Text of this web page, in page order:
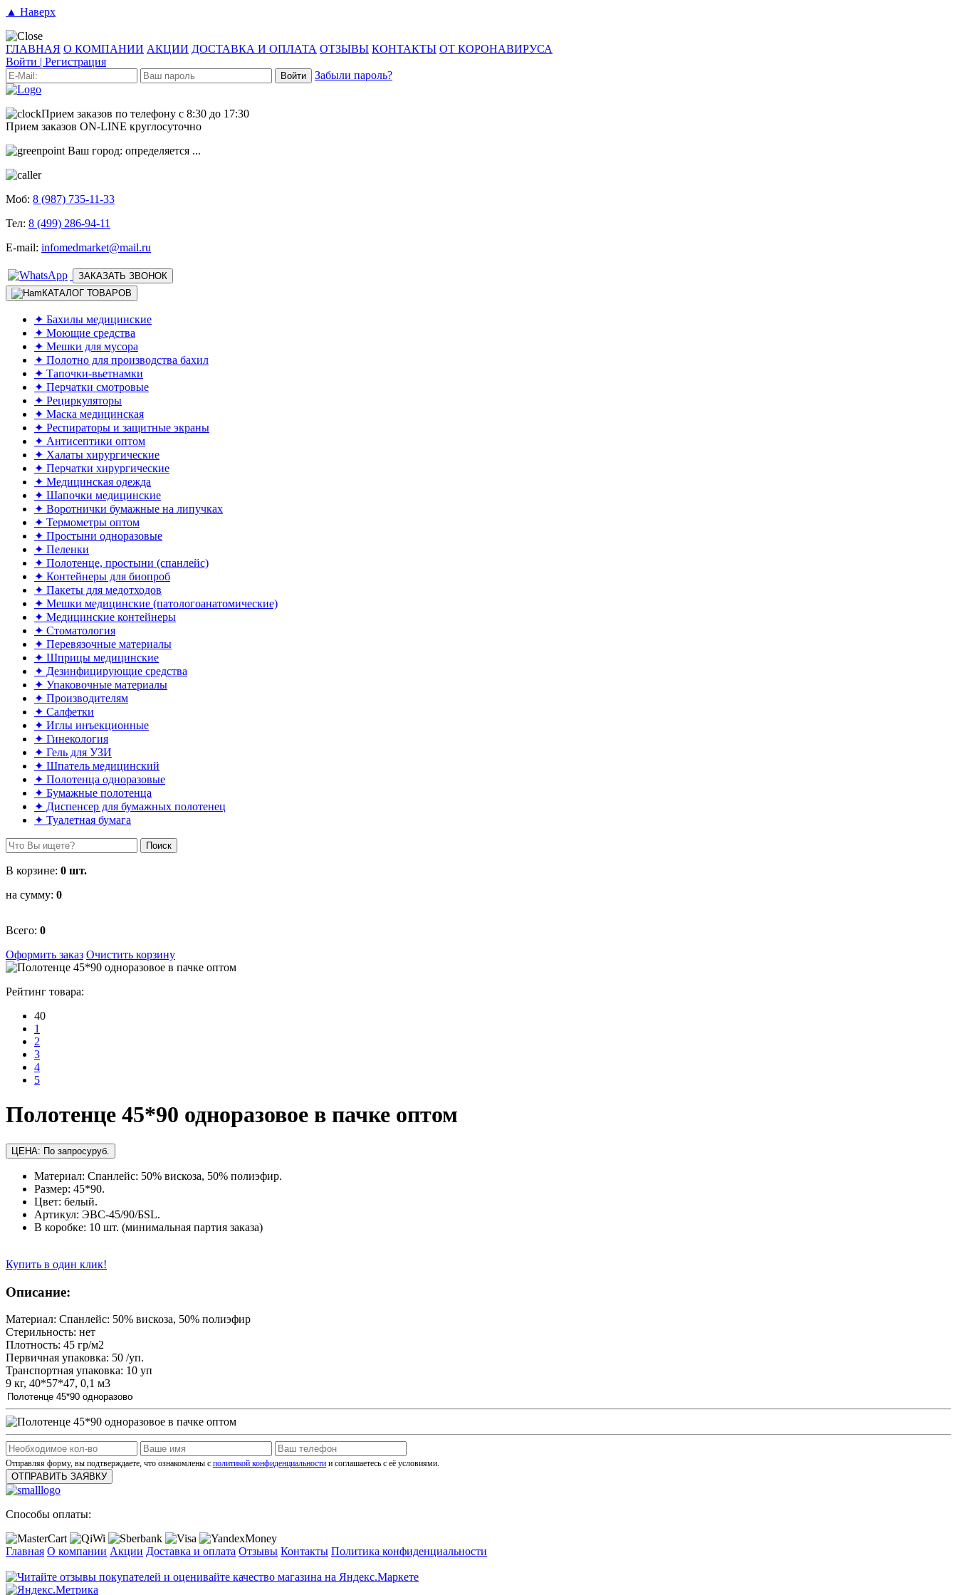
▲ Наверх
ГЛАВНАЯ О КОМПАНИИ АКЦИИ ДОСТАВКА И ОПЛАТА ОТЗЫВЫ КОНТАКТЫ ОТ КОРОНАВИРУСА
Войти | Регистрация
Войти Забыли пароль?
Прием заказов по телефону с 8:30 до 17:30
Прием заказов ON-LINE круглосуточно
Ваш город: определяется ...
Моб: 8 (987) 735-11-33
Тел: 8 (499) 286-94-11
E-mail: infomedmarket@mail.ru
ЗАКАЗАТЬ ЗВОНОК
КАТАЛОГ ТОВАРОВ
✦ Бахилы медицинские
✦ Моющие средства
✦ Мешки для мусора
✦ Полотно для производства бахил
✦ Тапочки-вьетнамки
✦ Перчатки смотровые
✦ Рециркуляторы
✦ Маска медицинская
✦ Респираторы и защитные экраны
✦ Антисептики оптом
✦ Халаты хирургические
✦ Перчатки хирургические
✦ Медицинская одежда
✦ Шапочки медицинские
✦ Воротнички бумажные на липучках
✦ Термометры оптом
✦ Простыни одноразовые
✦ Пеленки
✦ Полотенце, простыни (спанлейс)
✦ Контейнеры для биопроб
✦ Пакеты для медотходов
✦ Мешки медицинские (патологоанатомические)
✦ Медицинские контейнеры
✦ Стоматология
✦ Перевязочные материалы
✦ Шприцы медицинские
✦ Дезинфицирующие средства
✦ Упаковочные материалы
✦ Производителям
✦ Салфетки
✦ Иглы инъекционные
✦ Гинекология
✦ Гель для УЗИ
✦ Шпатель медицинский
✦ Полотенца одноразовые
✦ Бумажные полотенца
✦ Диспенсер для бумажных полотенец
✦ Туалетная бумага
Поиск
В корзине: 0 шт.
на сумму: 0
Всего: 0
Оформить заказ Очистить корзину
Рейтинг товара:
40
1
2
3
4
5
Полотенце 45*90 одноразовое в пачке оптом
ЦЕНА: По запросуруб.
Материал: Спанлейс: 50% вискоза, 50% полиэфир.
Размер: 45*90.
Цвет: белый.
Артикул: ЭВС-45/90/БSL.
В коробке: 10 шт. (минимальная партия заказа)
Купить в один клик!
Описание:
Материал: Спанлейс: 50% вискоза, 50% полиэфир
Стерильность: нет
Плотность: 45 гр/м2
Первичная упаковка: 50 /уп.
Транспортная упаковка: 10 уп
9 кг, 40*57*47, 0,1 м3
Отправляя форму, вы подтверждаете, что ознакомлены с политикой конфиденциальности и соглашаетесь с её условиями.
ОТПРАВИТЬ ЗАЯВКУ
Способы оплаты:
Главная О компании Акции Доставка и оплата Отзывы Контакты Политика конфиденциальности